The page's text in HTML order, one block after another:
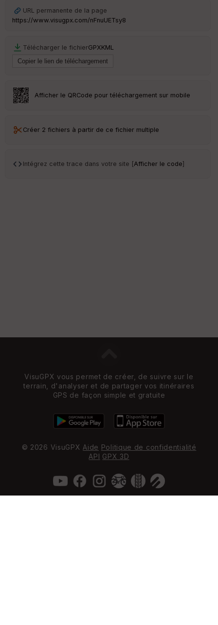
URL permanente de la page
https://www.visugpx.com/nFnuUETsy8
Télécharger le fichierGPXKML
Afficher le QRCode pour téléchargement sur mobile
Créer 2 fichiers à partir de ce fichier multiple
Intégrez cette trace dans votre site [Afficher le code]
VisuGPX vous permet de créer, de suivre sur le
terrain, d'analyser et de partager vos itinéraires
GPS de façon simple et gratuite
© 2026 VisuGPX Aide Politique de confidentialité
API GPX 3D